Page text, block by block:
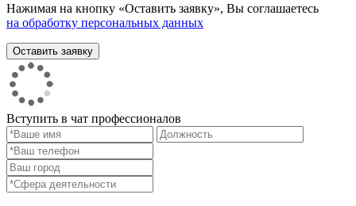
Нажимая на кнопку «Оставить заявку», Вы соглашаетесь
на обработку персональных данных
Вступить в чат профессионалов